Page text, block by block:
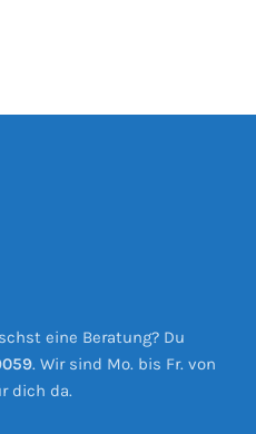
eine Beratung? Du
. Wir sind Mo. bis Fr. von
dich da.